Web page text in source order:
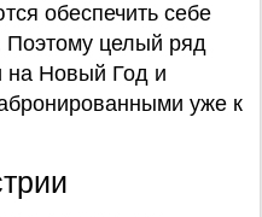
обеспечить себе
Поэтому целый ряд
на Новый Год и
уже к